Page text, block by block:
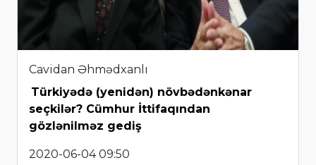
Cavidan Əhmədxanlı
Türkiyədə (yenidən) növbədənkənar
seçkilər? Cümhur İttifaqından
gözlənilməz gediş
2020-06-04 09:50